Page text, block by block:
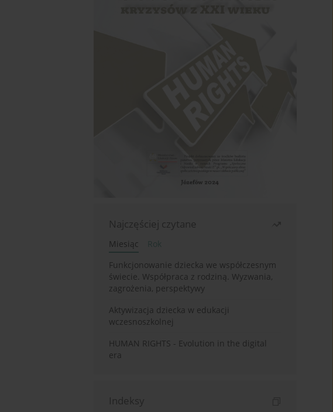
Najczęściej czytane
Miesiąc
Rok
Funkcjonowanie dziecka we współczesnym
świecie. Współpraca z rodziną. Wyzwania,
zagrożenia, perspektywy
Aktywizacja dziecka w edukacji
wczesnoszkolnej
HUMAN RIGHTS - Evolution in the digital
era
Indeksy